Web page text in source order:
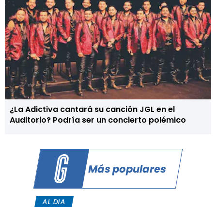
¿La Adictiva cantará su canción JGL en el
Auditorio? Podría ser un concierto polémico
Más populares
AL DIA